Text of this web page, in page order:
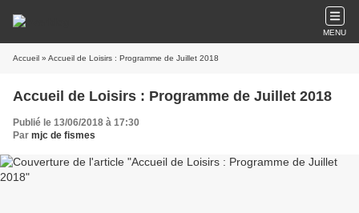
MENU
Accueil » Accueil de Loisirs : Programme de Juillet 2018
Accueil de Loisirs : Programme de Juillet 2018
Publié le 13/06/2018 à 17:30
Par mjc de fismes